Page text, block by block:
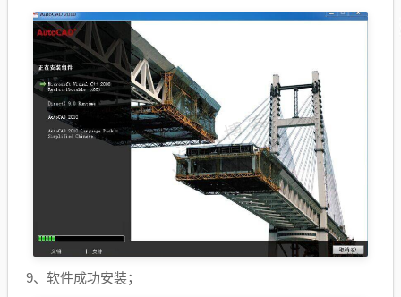
9、软件成功安装；